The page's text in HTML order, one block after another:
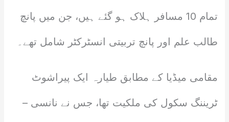
تمام 10 مسافر ہلاک ہو گئے ہیں، جن میں پانچ
طالب علم اور پانچ تربیتی انسٹرکٹر شامل تھے۔
مقامی میڈیا کے مطابق طیارہ ایک پیراشوٹ
ٹریننگ سکول کی ملکیت تھا، جس نے نانسی –